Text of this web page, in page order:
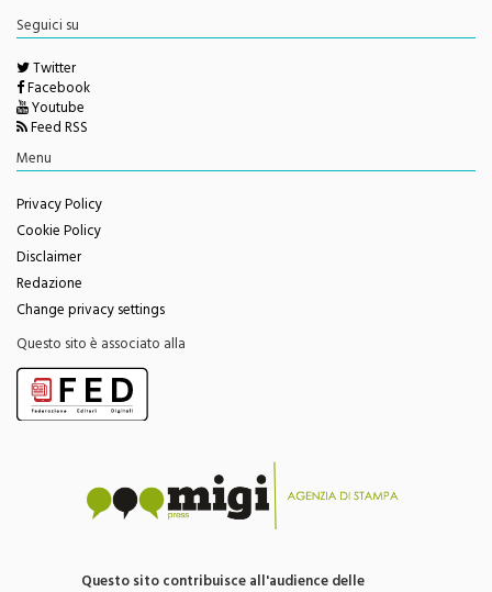
redazione@monrealepress.it
Seguici su
Twitter
Facebook
Youtube
Feed RSS
Privacy Policy
Cookie Policy
Disclaimer
Redazione
Change privacy settings
Questo sito è associato alla